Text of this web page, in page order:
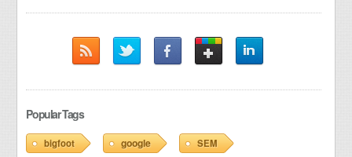
Popular Tags
bigfoot google SEM